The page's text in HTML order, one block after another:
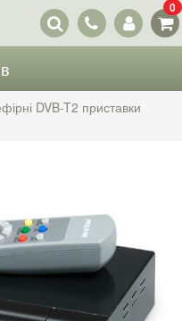
Наші
контакти
0
DVB-T2 приставки